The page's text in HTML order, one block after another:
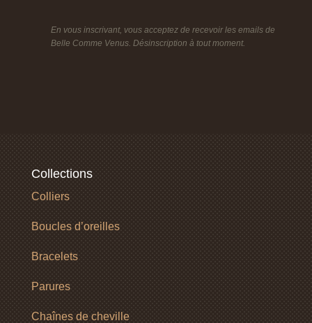
En vous inscrivant, vous acceptez de recevoir les emails de
Belle Comme Venus. Désinscription à tout moment.
Collections
Colliers
Boucles d’oreilles
Bracelets
Parures
Chaînes de cheville